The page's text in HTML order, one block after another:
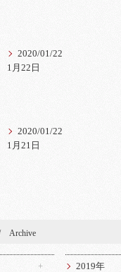
2020/01/22
1月22日
2020/01/22
1月21日
Archive
2019年